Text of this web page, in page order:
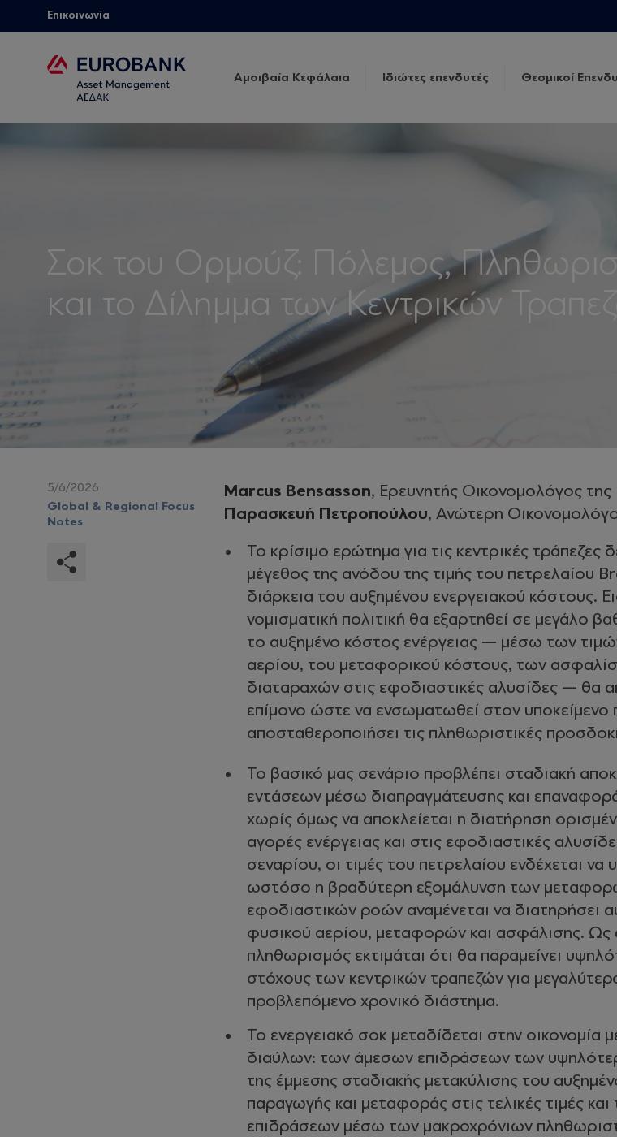
Επικοινωνία
Αμοιβαία Κεφάλαια Ιδιώτες επενδυτές Θεσμικοί
Σοκ του Ορμούζ: Πόλεμος,
και το Δίλημμα των Κεντρικών
5/6/2026
Global & Regional Focus
Notes
Marcus Bensasson, Ερευνητής Οικονομολόγος της
Παρασκευή Πετροπούλου, Ανώτερη
Το κρίσιμο ερώτημα για τις κεντρικές τράπεζες
μέγεθος της ανόδου της τιμής του πετρελαίου
διάρκεια του αυξημένου ενεργειακού κόστους.
νομισματική πολιτική θα εξαρτηθεί σε μεγάλο
το αυξημένο κόστος ενέργειας — μέσω των
αερίου, του μεταφορικού κόστους, των
διαταραχών στις εφοδιαστικές αλυσίδες — θα
επίμονο ώστε να ενσωματωθεί στον υποκείμενο
αποσταθεροποιήσει τις πληθωριστικές
Το βασικό μας σενάριο προβλέπει σταδιακή
εντάσεων μέσω διαπραγμάτευσης και
χωρίς όμως να αποκλείεται η διατήρηση
αγορές ενέργειας και στις εφοδιαστικές
σεναρίου, οι τιμές του πετρελαίου ενδέχεται
ωστόσο η βραδύτερη εξομάλυνση των
εφοδιαστικών ροών αναμένεται να διατηρήσει
φυσικού αερίου, μεταφορών και ασφάλισης. Ως
πληθωρισμός εκτιμάται ότι θα παραμείνει
στόχους των κεντρικών τραπεζών για
προβλεπόμενο χρονικό διάστημα.
Το ενεργειακό σοκ μεταδίδεται στην
διαύλων: των άμεσων επιδράσεων των
της έμμεσης σταδιακής μετακύλισης του
παραγωγής και μεταφοράς στις τελικές τιμές
επιδράσεων μέσω των μακροχρόνιων